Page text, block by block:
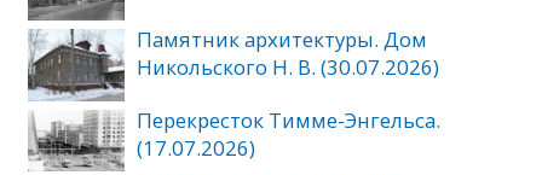
Памятник архитектуры. Дом
Никольского Н. В. (30.07.2026)
Перекресток Тимме-Энгельса.
(17.07.2026)